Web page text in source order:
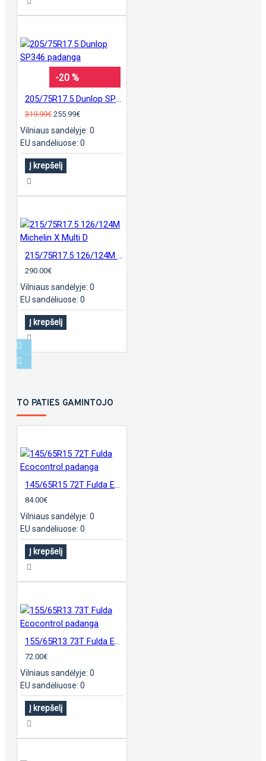
-20 %
319.99€ 255.99€
Vilniaus sandėlyje: 0
EU sandėliuose: 0
Į krepšelį
290.00€
Vilniaus sandėlyje: 0
EU sandėliuose: 0
Į krepšelį
TO PATIES GAMINTOJO
84.00€
Vilniaus sandėlyje: 0
EU sandėliuose: 0
Į krepšelį
72.00€
Vilniaus sandėlyje: 0
EU sandėliuose: 0
Į krepšelį